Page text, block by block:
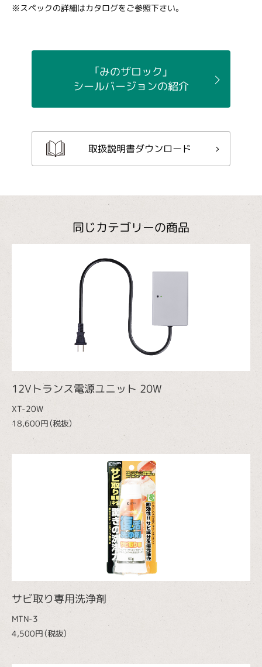
※スペックの詳細はカタログをご参照下さい。
「みのザロック」
シールバージョンの紹介
取扱説明書ダウンロード
同じカテゴリーの商品
12Vトランス電源ユニット 20W
XT-20W
18,600円（税抜）
サビ取り専用洗浄剤
MTN-3
4,500円（税抜）